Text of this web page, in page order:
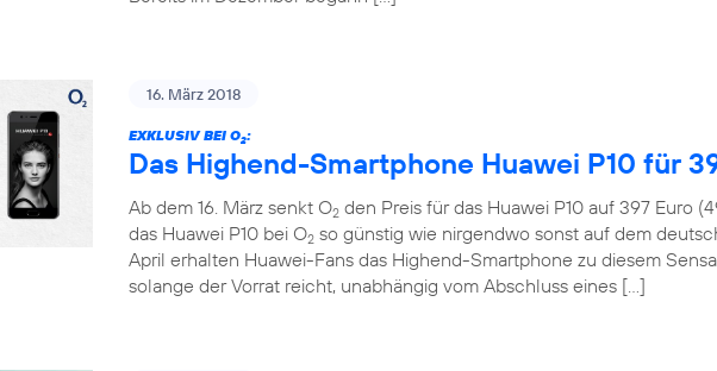
16. März 2018
EXKLUSIV BEI O2:
Das Highend-Smartphone Huawei P10 für
Ab dem 16. März senkt O2 den Preis für das Huawei P10 auf 397 Euro
das Huawei P10 bei O2 so günstig wie nirgendwo sonst auf dem
April erhalten Huawei-Fans das Highend-Smartphone zu diesem
solange der Vorrat reicht, unabhängig vom Abschluss eines […]